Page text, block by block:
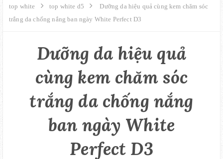
GIỚI THIỆU
MUA HÀNG
SITE MAPS
top white
top white d5
Dưỡng da hiệu quả cùng kem chăm sóc
trắng da chống nắng ban ngày White Perfect D3
Dưỡng da hiệu quả
cùng kem chăm sóc
trắng da chống nắng
ban ngày White
Perfect D3